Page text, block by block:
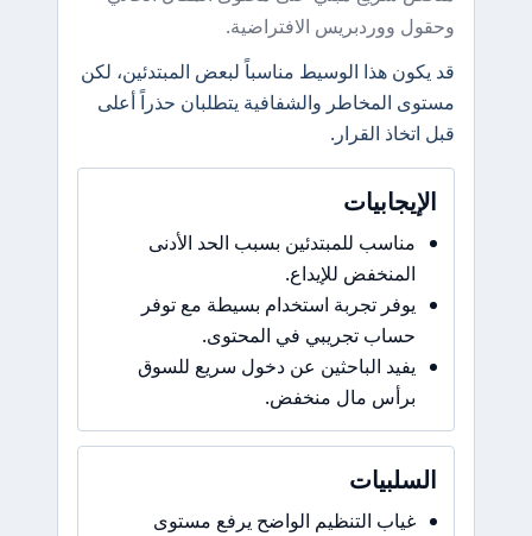
وحقول ووردبريس الافتراضية.
قد يكون هذا الوسيط مناسباً لبعض المبتدئين، لكن
مستوى المخاطر والشفافية يتطلبان حذراً أعلى
قبل اتخاذ القرار.
الإيجابيات
مناسب للمبتدئين بسبب الحد الأدنى
المنخفض للإيداع.
يوفر تجربة استخدام بسيطة مع توفر
حساب تجريبي في المحتوى.
يفيد الباحثين عن دخول سريع للسوق
برأس مال منخفض.
السلبيات
غياب التنظيم الواضح يرفع مستوى